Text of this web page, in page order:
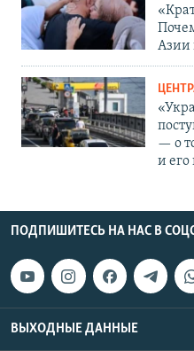
Азии
— о
и его
ПОДПИШИТЕСЬ НА НАС В
ВЫХОДНЫЕ ДАННЫЕ